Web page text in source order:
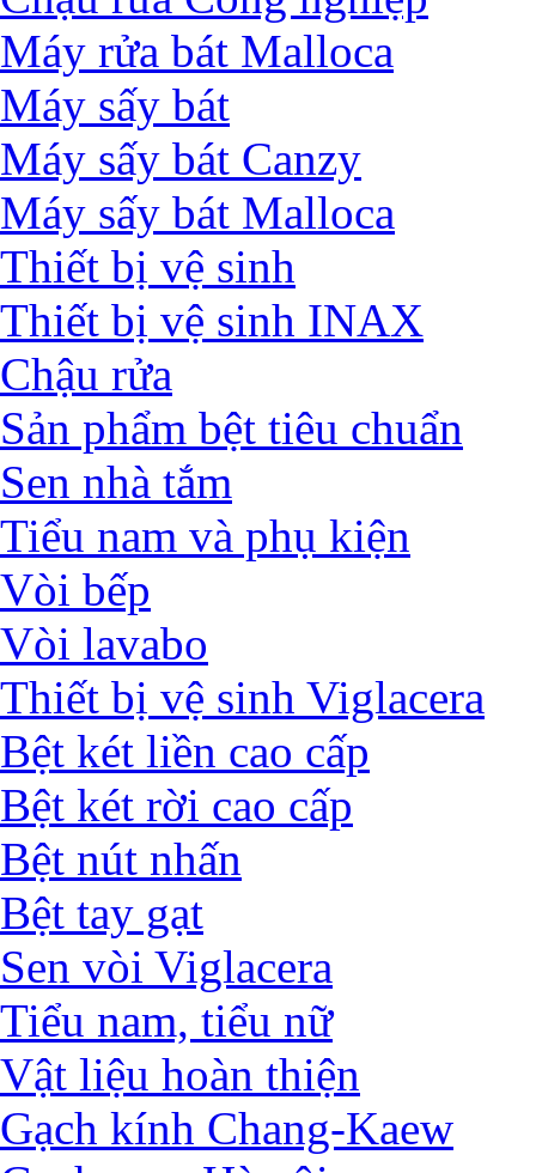
Máy rửa bát Malloca
Máy sấy bát
Máy sấy bát Canzy
Máy sấy bát Malloca
Thiết bị vệ sinh
Thiết bị vệ sinh INAX
Chậu rửa
Sản phẩm bệt tiêu chuẩn
Sen nhà tắm
Tiểu nam và phụ kiện
Vòi bếp
Vòi lavabo
Thiết bị vệ sinh Viglacera
Bệt két liền cao cấp
Bệt két rời cao cấp
Bệt nút nhấn
Bệt tay gạt
Sen vòi Viglacera
Tiểu nam, tiểu nữ
Vật liệu hoàn thiện
Gạch kính Chang-Kaew